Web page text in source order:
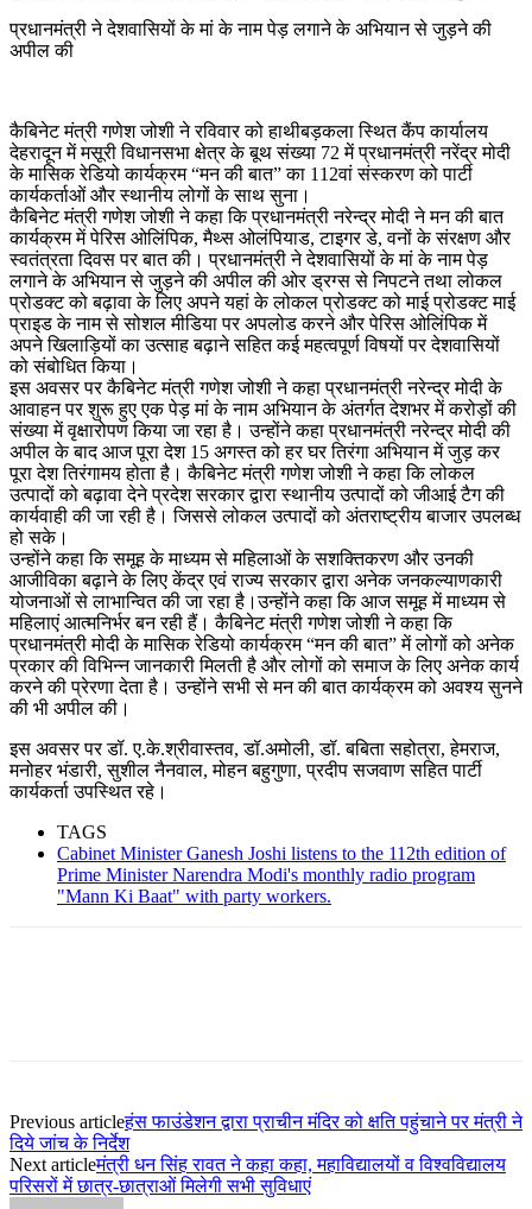
प्रधानमंत्री ने देशवासियों के मां के नाम पेड़ लगाने के अभियान से जुड़ने की
अपील की
कैबिनेट मंत्री गणेश जोशी ने रविवार को हाथीबड़कला स्थित कैंप कार्यालय
देहरादून में मसूरी विधानसभा क्षेत्र के बूथ संख्या 72 में प्रधानमंत्री नरेंद्र मोदी
के मासिक रेडियो कार्यक्रम “मन की बात” का 112वां संस्करण को पार्टी
कार्यकर्ताओं और स्थानीय लोगों के साथ सुना।
कैबिनेट मंत्री गणेश जोशी ने कहा कि प्रधानमंत्री नरेन्द्र मोदी ने मन की बात
कार्यक्रम में पेरिस ओलिंपिक, मैथ्स ओलंपियाड, टाइगर डे, वनों के संरक्षण और
स्वतंत्रता दिवस पर बात की। प्रधानमंत्री ने देशवासियों के मां के नाम पेड़
लगाने के अभियान से जुड़ने की अपील की ओर ड्रग्स से निपटने तथा लोकल
प्रोडक्ट को बढ़ावा के लिए अपने यहां के लोकल प्रोडक्ट को माई प्रोडक्ट माई
प्राइड के नाम से सोशल मीडिया पर अपलोड करने और पेरिस ओलिंपिक में
अपने खिलाड़ियों का उत्साह बढ़ाने सहित कई महत्वपूर्ण विषयों पर देशवासियों
को संबोधित किया।
इस अवसर पर कैबिनेट मंत्री गणेश जोशी ने कहा प्रधानमंत्री नरेन्द्र मोदी के
आवाहन पर शुरू हुए एक पेड़ मां के नाम अभियान के अंतर्गत देशभर में करोड़ों की
संख्या में वृक्षारोपण किया जा रहा है। उन्होंने कहा प्रधानमंत्री नरेन्द्र मोदी की
अपील के बाद आज पूरा देश 15 अगस्त को हर घर तिरंगा अभियान में जुड़ कर
पूरा देश तिरंगामय होता है। कैबिनेट मंत्री गणेश जोशी ने कहा कि लोकल
उत्पादों को बढ़ावा देने प्रदेश सरकार द्वारा स्थानीय उत्पादों को जीआई टैग की
कार्यवाही की जा रही है। जिससे लोकल उत्पादों को अंतराष्ट्रीय बाजार उपलब्ध
हो सके।
उन्होंने कहा कि समूह के माध्यम से महिलाओं के सशक्तिकरण और उनकी
आजीविका बढ़ाने के लिए केंद्र एवं राज्य सरकार द्वारा अनेक जनकल्याणकारी
योजनाओं से लाभान्वित की जा रहा है।उन्होंने कहा कि आज समूह में माध्यम से
महिलाएं आत्मनिर्भर बन रही हैं। कैबिनेट मंत्री गणेश जोशी ने कहा कि
प्रधानमंत्री मोदी के मासिक रेडियो कार्यक्रम “मन की बात” में लोगों को अनेक
प्रकार की विभिन्न जानकारी मिलती है और लोगों को समाज के लिए अनेक कार्य
करने की प्रेरणा देता है। उन्होंने सभी से मन की बात कार्यक्रम को अवश्य सुनने
की भी अपील की।
इस अवसर पर डॉ. ए.के.श्रीवास्तव, डॉ.अमोली, डॉ. बबिता सहोत्रा, हेमराज,
मनोहर भंडारी, सुशील नैनवाल, मोहन बहुगुणा, प्रदीप सजवाण सहित पार्टी
कार्यकर्ता उपस्थित रहे।
TAGS
Cabinet Minister Ganesh Joshi listens to the 112th edition of
Prime Minister Narendra Modi's monthly radio program
"Mann Ki Baat" with party workers.
Previous articleहंस फाउंडेशन द्वारा प्राचीन मंदिर को क्षति पहुंचाने पर मंत्री ने
दिये जांच के निर्देश
Next articleमंत्री धन सिंह रावत ने कहा कहा, महाविद्यालयों व विश्वविद्यालय
परिसरों में छात्र-छात्राओं मिलेगी सभी सुविधाएं